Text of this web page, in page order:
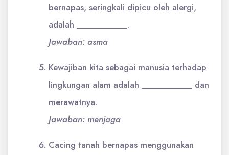
bernapas, seringkali dipicu oleh alergi,
adalah ___________.
Jawaban: asma
Kewajiban kita sebagai manusia terhadap
lingkungan alam adalah ___________ dan
merawatnya.
Jawaban: menjaga
Cacing tanah bernapas menggunakan